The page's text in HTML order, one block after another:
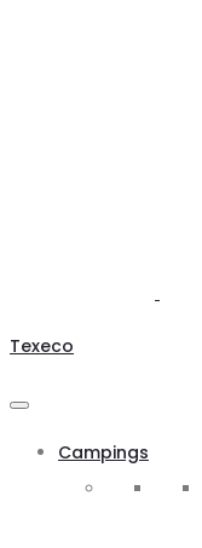
Texeco
Campings